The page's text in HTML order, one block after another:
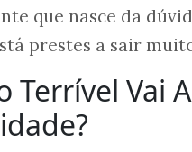
que nasce da
prestes a sair
Terrível Vai